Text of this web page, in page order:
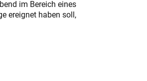
im Bereich eines
ereignet haben soll,